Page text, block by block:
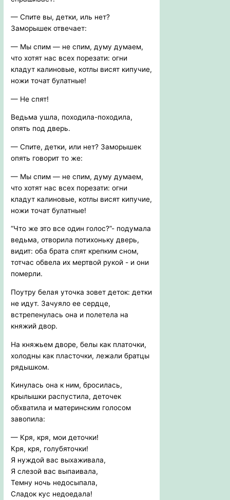
— Спите вы, детки, иль нет?
Заморышек отвечает:
— Мы спим — не спим, думу думаем,
что хотят нас всех порезати: огни
кладут калиновые, котлы висят кипучие,
ножи точат булатные!
— Не спят!
Ведьма ушла, походила-походила,
опять под дверь.
— Спите, детки, или нет? Заморышек
опять говорит то же:
— Мы спим — не спим, думу думаем,
что хотят нас всех порезати: огни
кладут калиновые, котлы висят кипучие,
ножи точат булатные!
“Что же это все один голос?”- подумала
ведьма, отворила потихоньку дверь,
видит: оба брата спят крепким сном,
тотчас обвела их мертвой рукой - и они
померли.
Поутру белая уточка зовет деток: детки
не идут. Зачуяло ее сердце,
встрепенулась она и полетела на
княжий двор.
На княжьем дворе, белы как платочки,
холодны как пласточки, лежали братцы
рядышком.
Кинулась она к ним, бросилась,
крылышки распустила, деточек
обхватила и материнским голосом
завопила:
— Кря, кря, мои деточки!
Кря, кря, голубяточки!
Я нуждой вас выхаживала,
Я слезой вас выпаивала,
Темну ночь недосыпала,
Сладок кус недоедала!